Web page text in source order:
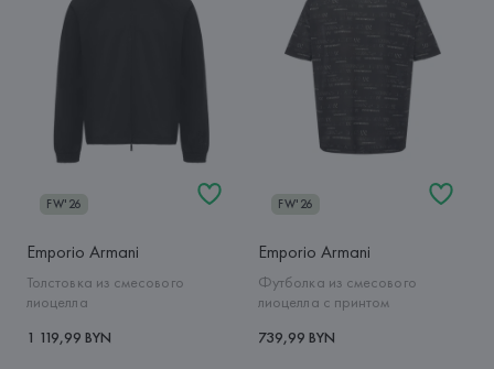
FW'26
Emporio Armani
Толстовка из смесового
лиоцелла
1 119,99 BYN
FW'26
Emporio Armani
Футболка из смесового
лиоцелла с принтом
739,99 BYN